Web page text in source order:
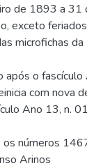
de 1893 a 31
exceto feriados
microfichas
após o
com nova
Ano 13, n.
os números
Arinos